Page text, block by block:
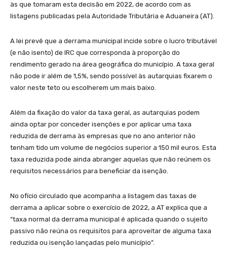
às que tomaram esta decisão em 2022, de acordo com as
listagens publicadas pela Autoridade Tributária e Aduaneira (AT).
A lei prevê que a derrama municipal incide sobre o lucro tributável
(e não isento) de IRC que corresponda à proporção do
rendimento gerado na área geográfica do município. A taxa geral
não pode ir além de 1,5%, sendo possível às autarquias fixarem o
valor neste teto ou escolherem um mais baixo.
Além da fixação do valor da taxa geral, as autarquias podem
ainda optar por conceder isenções e por aplicar uma taxa
reduzida de derrama às empresas que no ano anterior não
tenham tido um volume de negócios superior a 150 mil euros. Esta
taxa reduzida pode ainda abranger aquelas que não reúnem os
requisitos necessários para beneficiar da isenção.
No ofício circulado que acompanha a listagem das taxas de
derrama a aplicar sobre o exercício de 2022, a AT explica que a
“taxa normal da derrama municipal é aplicada quando o sujeito
passivo não reúna os requisitos para aproveitar de alguma taxa
reduzida ou isenção lançadas pelo município”.